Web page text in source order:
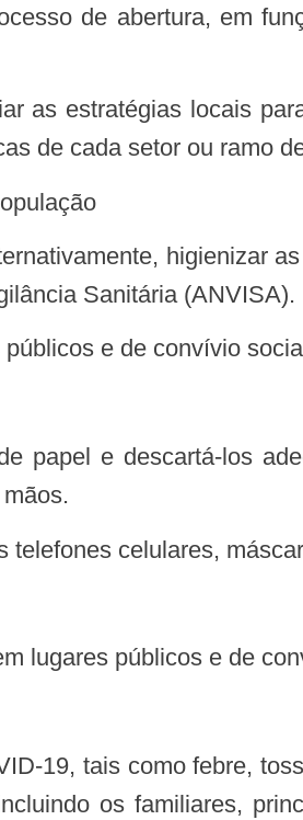
de abertura, em
de cada setor ou ramo
Sanitária (ANVISA).
públicos e de convívio
telefones celulares,
lugares públicos e de
os familiares,